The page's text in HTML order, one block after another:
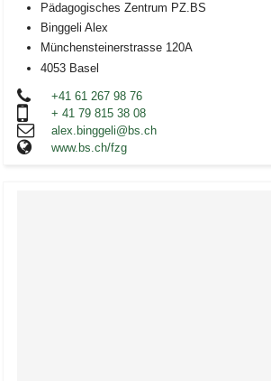
Pädagogisches Zentrum PZ.BS
Binggeli Alex
Münchensteinerstrasse 120A
4053 Basel
+41 61 267 98 76
+ 41 79 815 38 08
alex.binggeli@bs.ch
www.bs.ch/fzg